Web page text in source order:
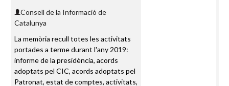
Consell de la Informació de
Catalunya
La memòria recull totes les activitats
portades a terme durant l'any 2019:
informe de la presidència, acords
adoptats pel CIC, acords adoptats pel
Patronat, estat de comptes, activitats,